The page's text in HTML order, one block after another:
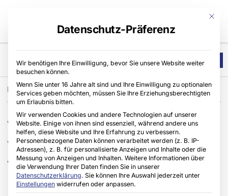
Home Architekten & Planer, CLAGE GmbH,Fachhandwerker
Warum dezentrale
Warmwasserbereitung
Wärmepumpen effizienter
macht
Mit
Datenschutz-Präferenz
Wir benötigen Ihre Einwilligung, bevor Sie unsere Website weiter
besuchen können.
Wenn Sie unter 16 Jahre alt sind und Ihre Einwilligung zu optionalen
Services geben möchten, müssen Sie Ihre Erziehungsberechtigten
um Erlaubnis bitten.
Wir verwenden Cookies und andere Technologien auf unserer
Website. Einige von ihnen sind essenziell, während andere uns
helfen, diese Website und Ihre Erfahrung zu verbessern.
Personenbezogene Daten können verarbeitet werden (z. B. IP-
Adressen), z. B. für personalisierte Anzeigen und Inhalte oder die
Messung von Anzeigen und Inhalten. Weitere Informationen über
die Verwendung Ihrer Daten finden Sie in unserer
Datenschutzerklärung. Sie können Ihre Auswahl jederzeit unter
Einstellungen widerrufen oder anpassen.